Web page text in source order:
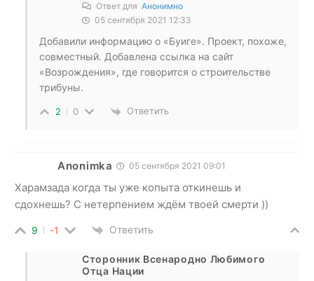
Ответ для Анонимно
05 сентября 2021 12:33
Добавили информацию о «Буиге». Проект, похоже,
совместный. Добавлена ссылка на сайт
«Возрождения», где говорится о строительстве
трибуны.
2 0 Ответить
Anonimka 05 сентября 2021 09:01
Харамзада когда ты уже копыта откинешь и
сдохнешь? С нетерпением ждём твоей смерти ))
9 -1 Ответить
Сторонник Всенародно Любимого
Отца Нации